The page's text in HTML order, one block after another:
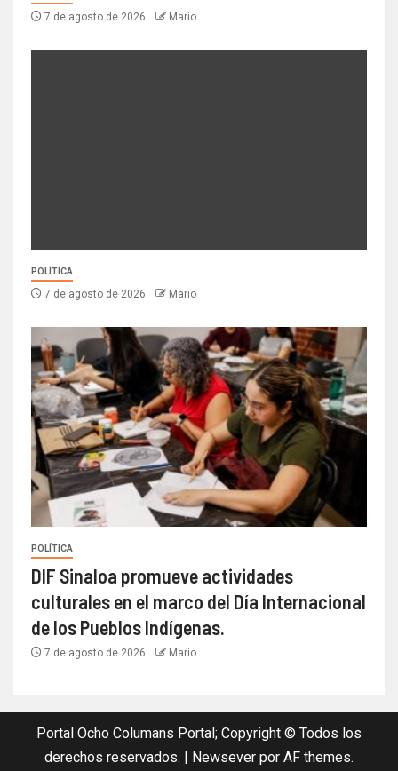
7 de agosto de 2026 Mario
POLÍTICA
7 de agosto de 2026 Mario
POLÍTICA
DIF Sinaloa promueve actividades
culturales en el marco del Día Internacional
de los Pueblos Indígenas.
7 de agosto de 2026 Mario
Portal Ocho Columans Portal; Copyright © Todos los
derechos reservados. | Newsever por AF themes.